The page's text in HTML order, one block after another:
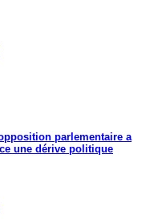
parlementaire a
une dérive politique